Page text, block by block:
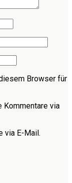
Browser für
Kommentare via
via E-Mail.